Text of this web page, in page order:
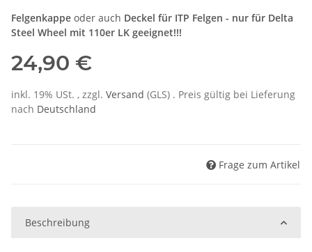
Felgenkappe oder auch Deckel für ITP Felgen - nur für Delta
Steel Wheel mit 110er LK geeignet!!!
24,90 €
inkl. 19% USt. , zzgl. Versand (GLS) . Preis gültig bei Lieferung
nach Deutschland
Frage zum Artikel
Beschreibung